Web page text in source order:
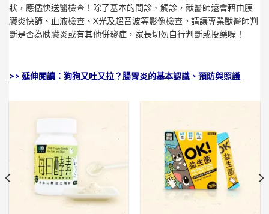
狀，應儘快送醫檢查！除了基本的問診、觸診，獸醫師還會藉由胰
臟炎快篩、血液檢查、X光及超音波等影像檢查。請讓專業獸醫師判
斷是否為胰臟炎或有其他併發症，家長切勿自行判斷或投藥喔！
>> 延伸閱讀：狗狗又吐又拉？腸胃炎的基本認識、預防與照護